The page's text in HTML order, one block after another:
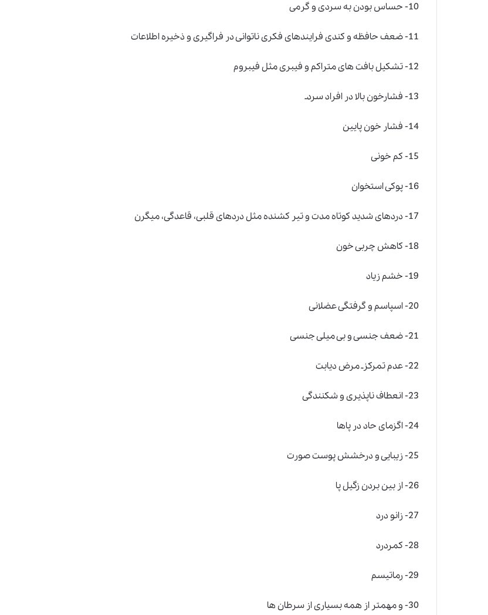
10- حساس بودن به سردی و گرمی
11- ضعف حافظه و کندی فرایندهای فکری ناتوانی در فراگیری و ذخیره اطلاعات
12- تشکیل بافت های متراکم و فیبری مثل فیبروم
13- فشارخون بالا در افراد سردـ
14- فشار خون پایین
15- کم خونی
16- پوکی استخوان
17- دردهای شدید کوتاه مدت و تیر کشنده مثل دردهای قلبی، قاعدگی، میگرن
18- کاهش چربی خون
19- خشم زیاد
20- اسپاسم و گرفتگی عضلانی
21- ضعف جنسی و بی میلی جنسی
22- عدم تمرکزـ مرض دیابت
23- انعطاف ناپذیری و شکنندگی
24- اگزمای حاد در پاها
25- زیبایی و درخشش پوست صورت
26- از بین بردن زگیل پا
27- زانو درد
28- کمردرد
29- رماتیسم
30- و مهمتر از همه بسیاری از سرطان ها